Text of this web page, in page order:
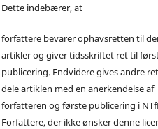
Dette indebærer, at
forfattere bevarer ophavsretten til
artikler og giver tidsskriftet ret til
publicering. Endvidere gives andre
dele artiklen med en anerkendelse af
forfatteren og første publicering i
Forfattere, der ikke ønsker denne